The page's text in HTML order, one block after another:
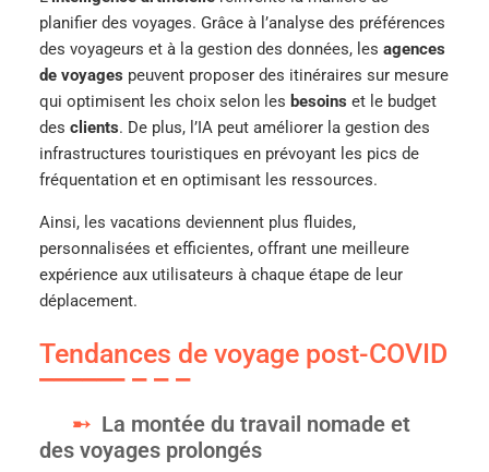
planifier des voyages. Grâce à l’analyse des préférences
des voyageurs et à la gestion des données, les agences
de voyages peuvent proposer des itinéraires sur mesure
qui optimisent les choix selon les besoins et le budget
des clients. De plus, l’IA peut améliorer la gestion des
infrastructures touristiques en prévoyant les pics de
fréquentation et en optimisant les ressources.
Ainsi, les vacations deviennent plus fluides,
personnalisées et efficientes, offrant une meilleure
expérience aux utilisateurs à chaque étape de leur
déplacement.
Tendances de voyage post-COVID
La montée du travail nomade et
des voyages prolongés